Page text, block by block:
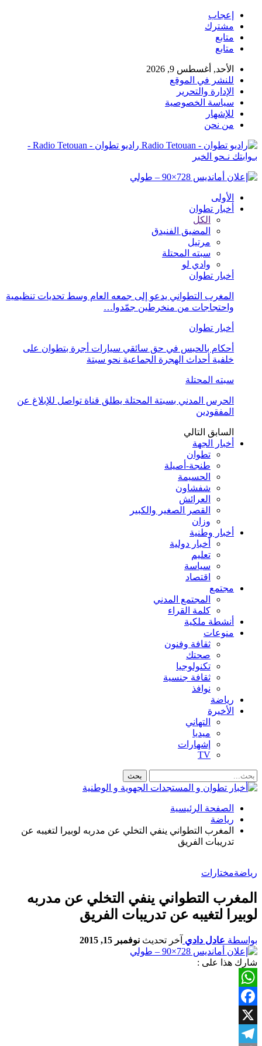
إعجاب
مشترك
متابع
متابع
الأحد, أغسطس 9, 2026
للنشر في الموقع
الإدارة والتحرير
سياسة الخصوصية
للإشهار
من نحن
راديو تطوان - Radio Tetouan -
بـوابتك نـحو الخبر
الأولى
أخبار تطوان
الكل
المضيق الفنيدق
مرتيل
سبته المحتلة
وادي لو
أخبار تطوان
المغرب التطواني يدعو إلى جمعه العام وسط تحديات تنظيمية
واحتجاجات من منخرطين جمّدوا…
أخبار تطوان
أحكام بالحبس في حق سائقي سيارات أجرة بتطوان على
خلفية أحداث الهجرة الجماعية نحو سبتة
سبته المحتلة
الحرس المدني بسبتة المحتلة يطلق قناة تواصل للإبلاغ عن
المفقودين
السابق التالي
أخبار الجهة
تطوان
طنجة-أصيلة
الحسيمة
شفشاون
العرائش
القصر الصغير والكبير
وزان
أخبار وطنية
أخبار دولية
تعليم
سياسة
اقتصاد
مجتمع
المجتمع المدني
كلمة القراء
أنشطة ملكية
منوعات
ثقافة وفنون
صحتك
تكنولوجيا
ثقافة جنسية
نوافذ
رياضة
الأخيرة
التهاني
ميديا
إشهارات
TV
الصفحة الرئيسية
رياضة
المغرب التطواني ينفي التخلي عن مدربه لوبيرا لتغيبه عن
تدريبات الفريق
رياضةمختارات
المغرب التطواني ينفي التخلي عن مدربه
لوبيرا لتغيبه عن تدريبات الفريق
بواسطة عادل دادي آخر تحديث نوفمبر 15, 2015
شارك هذا على :
WhatsApp
Facebook
X